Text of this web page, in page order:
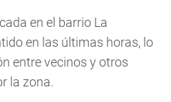
en el barrio La
en las últimas horas, lo
entre vecinos y otros
la zona.